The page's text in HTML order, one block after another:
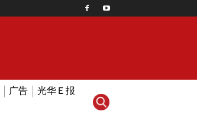
广告 光华Ｅ报